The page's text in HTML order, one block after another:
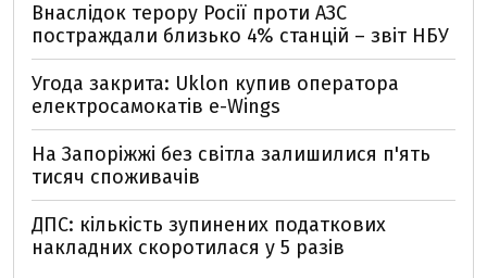
Внаслідок терору Росії проти АЗС
постраждали близько 4% станцій – звіт НБУ
Угода закрита: Uklon купив оператора
електросамокатів e-Wings
На Запоріжжі без світла залишилися п'ять
тисяч споживачів
ДПС: кількість зупинених податкових
накладних скоротилася у 5 разів